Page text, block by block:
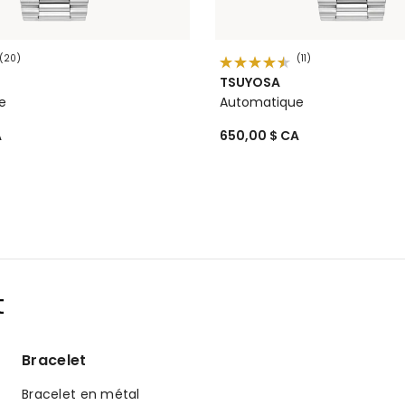
(20) (11)
TSUYOSA
Automatique
650,00 $ CA
Bracelet
Bracelet en métal